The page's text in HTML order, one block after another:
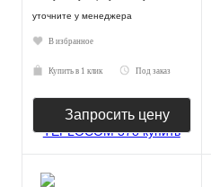
уточните у менеджера
В избранное
Купить в 1 клик Под заказ
Запросить цену